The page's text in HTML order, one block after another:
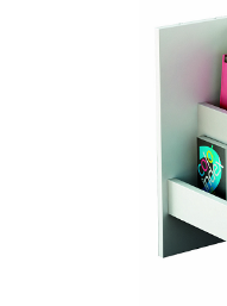
Complements
Plastificació,
Dibuix tècnic i
Material escolar